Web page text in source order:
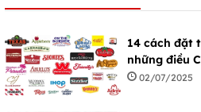
14 cách đặt
những điều
02/07/2025